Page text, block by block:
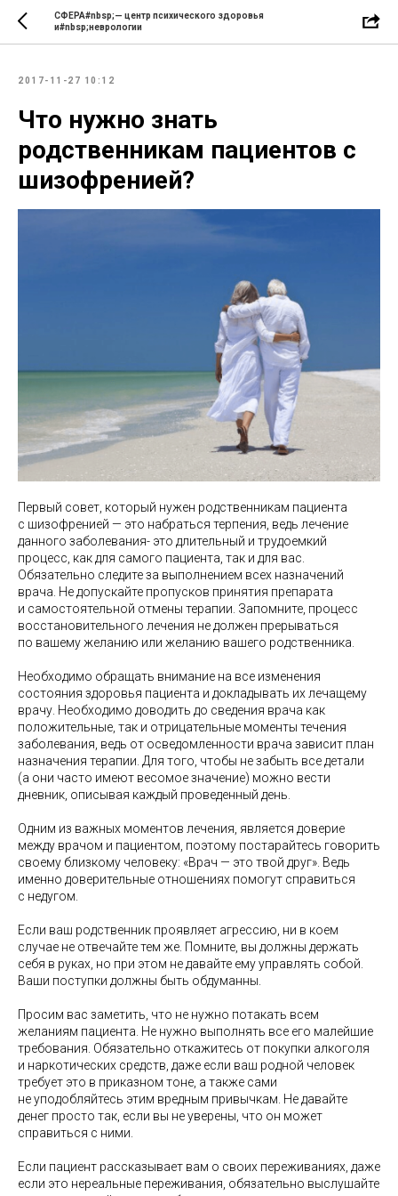
СФЕРА#nbsp;— центр психического здоровья
и#nbsp;неврологии
2017-11-27 10:12
Что нужно знать
родственникам пациентов с
шизофренией?
Первый совет, который нужен родственникам пациента
с шизофренией — это набраться терпения, ведь лечение
данного заболевания- это длительный и трудоемкий
процесс, как для самого пациента, так и для вас.
Обязательно следите за выполнением всех назначений
врача. Не допускайте пропусков принятия препарата
и самостоятельной отмены терапии. Запомните, процесс
восстановительного лечения не должен прерываться
по вашему желанию или желанию вашего родственника.
Необходимо обращать внимание на все изменения
состояния здоровья пациента и докладывать их лечащему
врачу. Необходимо доводить до сведения врача как
положительные, так и отрицательные моменты течения
заболевания, ведь от осведомленности врача зависит план
назначения терапии. Для того, чтобы не забыть все детали
(а они часто имеют весомое значение) можно вести
дневник, описывая каждый проведенный день.
Одним из важных моментов лечения, является доверие
между врачом и пациентом, поэтому постарайтесь говорить
своему близкому человеку: «Врач — это твой друг». Ведь
именно доверительные отношениях помогут справиться
с недугом.
Если ваш родственник проявляет агрессию, ни в коем
случае не отвечайте тем же. Помните, вы должны держать
себя в руках, но при этом не давайте ему управлять собой.
Ваши поступки должны быть обдуманны.
Просим вас заметить, что не нужно потакать всем
желаниям пациента. Не нужно выполнять все его малейшие
требования. Обязательно откажитесь от покупки алкоголя
и наркотических средств, даже если ваш родной человек
требует это в приказном тоне, а также сами
не уподобляйтесь этим вредным привычкам. Не давайте
денег просто так, если вы не уверены, что он может
справиться с ними.
Если пациент рассказывает вам о своих переживаниях, даже
если это нереальные переживания, обязательно выслушайте